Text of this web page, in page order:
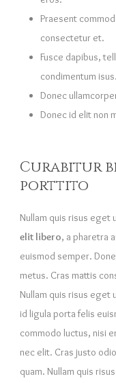
Praesent
consectetur et.
Fusce dapibus,
condimentum isus.
Donec
Donec id elit non
Curabitur
porttito
Nullam quis risus eget
elit libero, a pharetra
euismod semper.
metus. Cras mattis
Nullam quis risus eget
id ligula porta felis
commodo luctus, nisi
nec elit. Cras justo
quam. Nullam quis